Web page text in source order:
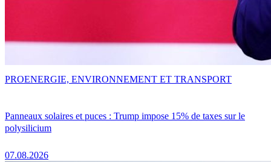
Panneaux solaires et puces : Trump impose 15% de taxes sur le
polysilicium
07.08.2026
PROENERGIE, ENVIRONNEMENT ET TRANSPORT